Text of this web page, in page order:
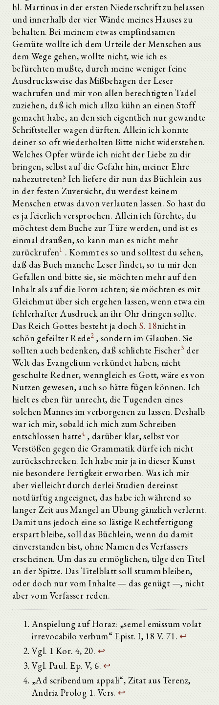
hl. Martinus in der ersten Niederschrift zu belassen
und innerhalb der vier Wände meines Hauses zu
behalten. Bei meinem etwas empfindsamen
Gemüte wollte ich dem Urteile der Menschen aus
dem Wege gehen, wollte nicht, wie ich es
befürchten mußte, durch meine weniger feine
Ausdrucksweise das Mißbehagen der Leser
wachrufen und mir von allen berechtigten Tadel
zuziehen, daß ich mich allzu kühn an einen Stoff
gemacht habe, an den sich eigentlich nur gewandte
Schriftsteller wagen dürften. Allein ich konnte
deiner so oft wiederholten Bitte nicht widerstehen.
Welches Opfer würde ich nicht der Liebe zu dir
bringen, selbst auf die Gefahr hin, meiner Ehre
nahezutreten? Ich liefere dir nun das Büchlein aus
in der festen Zuversicht, du werdest keinem
Menschen etwas davon verlauten lassen. So hast du
es ja feierlich versprochen. Allein ich fürchte, du
möchtest dem Buche zur Türe werden, und ist es
einmal draußen, so kann man es nicht mehr
zurückrufen1 . Kommt es so und solltest du sehen,
daß das Buch manche Leser findet, so tu mir den
Gefallen und bitte sie, sie möchten mehr auf den
Inhalt als auf die Form achten; sie möchten es mit
Gleichmut über sich ergehen lassen, wenn etwa ein
fehlerhafter Ausdruck an ihr Ohr dringen sollte.
Das Reich Gottes besteht ja dochS. 18nicht in
schön gefeilter Rede2 , sondern im Glauben. Sie
sollten auch bedenken, daß schlichte Fischer3 der
Welt das Evangelium verkündet haben, nicht
geschulte Redner, wenngleich es Gott, wäre es von
Nutzen gewesen, auch so hätte fügen können. Ich
hielt es eben für unrecht, die Tugenden eines
solchen Mannes im verborgenen zu lassen. Deshalb
war ich mir, sobald ich mich zum Schreiben
entschlossen hatte4 , darüber klar, selbst vor
Verstößen gegen die Grammatik dürfe ich nicht
zurückschrecken. Ich habe mir ja in dieser Kunst
nie besondere Fertigkeit erworben. Was ich mir
aber vielleicht durch derlei Studien dereinst
notdürftig angeeignet, das habe ich während so
langer Zeit aus Mangel an Übung gänzlich verlernt.
Damit uns jedoch eine so lästige Rechtfertigung
erspart bleibe, soll das Büchlein, wenn du damit
einverstanden bist, ohne Namen des Verfassers
erscheinen. Um das zu ermöglichen, tilge den Titel
an der Spitze. Das Titelblatt soll stumm bleiben,
oder doch nur vom Inhalte — das genügt —, nicht
aber vom Verfasser reden.
Anspielung auf Horaz: „semel emissum volat
irrevocabilo verbum“ Epist. I, 18 V. 71. ↩
Vgl. 1 Kor. 4, 20. ↩
Vgl. Paul. Ep. V, 6. ↩
„Ad scribendum appali“, Zitat aus Terenz,
Andria Prolog 1. Vers. ↩